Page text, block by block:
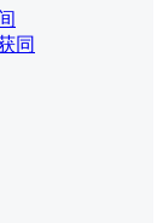
同